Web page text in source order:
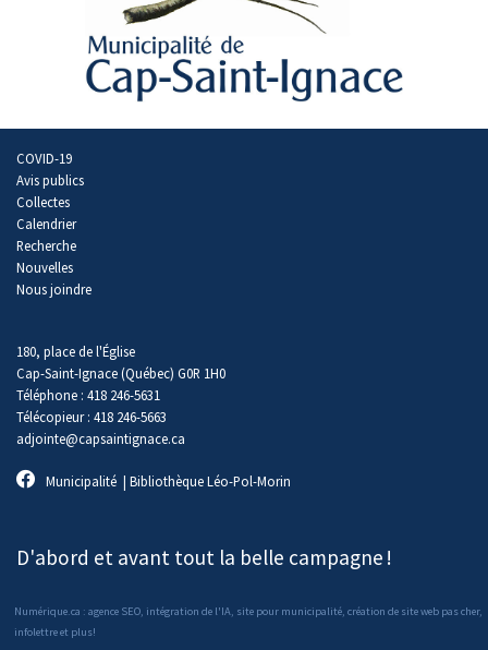
COVID-19
Avis publics
Collectes
Calendrier
Recherche
Nouvelles
Nous joindre
180, place de l'Église
Cap-Saint-Ignace (Québec) G0R 1H0
Téléphone : 418 246-5631
Télécopieur : 418 246-5663
adjointe@capsaintignace.ca
Municipalité | Bibliothèque Léo-Pol-Morin
D'abord et avant tout la belle campagne !
Numérique.ca :agence SEO, intégration de l'IA, site pour municipalité,création de site web pas cher,
infolettreet plus!